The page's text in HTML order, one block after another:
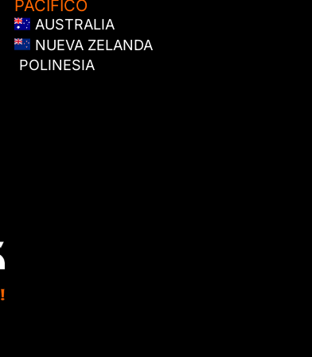
PACÍFICO
AUSTRALIA
NUEVA ZELANDA
POLINESIA